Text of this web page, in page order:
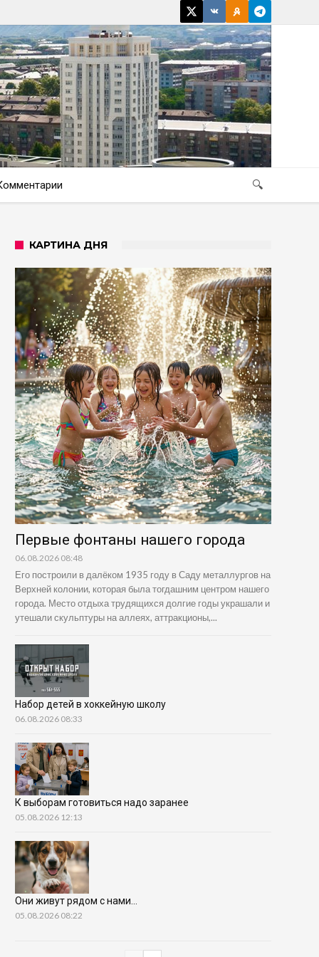
🔍
КАРТИНА ДНЯ
Первые фонтаны нашего города
06.08.2026 08:48
Его построили в далёком 1935 году в Саду металлургов на
Верхней колонии, которая была тогдашним центром нашего
города. Место отдыха трудящихся долгие годы украшали и
утешали скульптуры на аллеях, аттракционы,...
Набор детей в хоккейную школу
06.08.2026 08:33
К выборам готовиться надо заранее
05.08.2026 12:13
Они живут рядом с нами…
05.08.2026 08:22